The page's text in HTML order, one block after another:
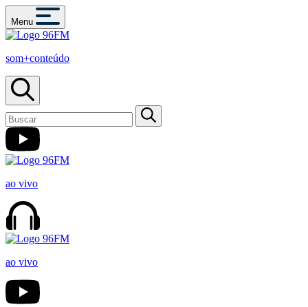
Menu
som+conteúdo
ao vivo
ao vivo